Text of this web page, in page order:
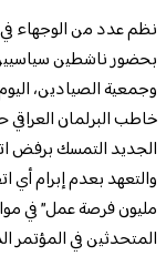
نظم عدد من الوجهاء
بحضور ناشطين
خاطب البرلمان
الجديد التمسك برفض
والتعهد بعدم إبرام أي
مليون فرصة عمل” في
المتحدثين في